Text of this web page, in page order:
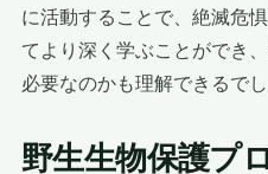
に活動することで、絶滅危
てより深く学ぶことができ
必要なのかも理解できるでし
野生生物保護プ